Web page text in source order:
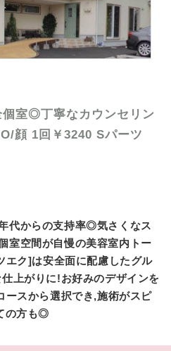
個室◎丁寧なカウンセリン
顔 1回￥3240 Sパーツ
代からの支持率◎気さくなス
室空間が自慢の美容室内トー
エク]は安全面に配慮したグル
上がりに!お好みのデザインを
スから選択でき,施術がスピ
の方も◎